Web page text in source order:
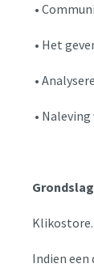
•
• Het
•
•
Grondslag
Indien